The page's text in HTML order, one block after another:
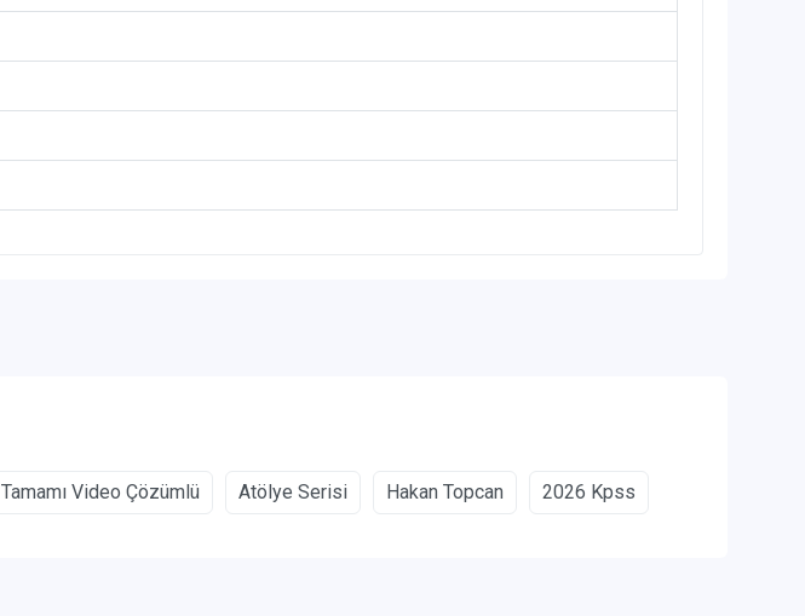
Tamamı Video Çözümlü Atölye Serisi Hakan Topcan 2026 Kpss